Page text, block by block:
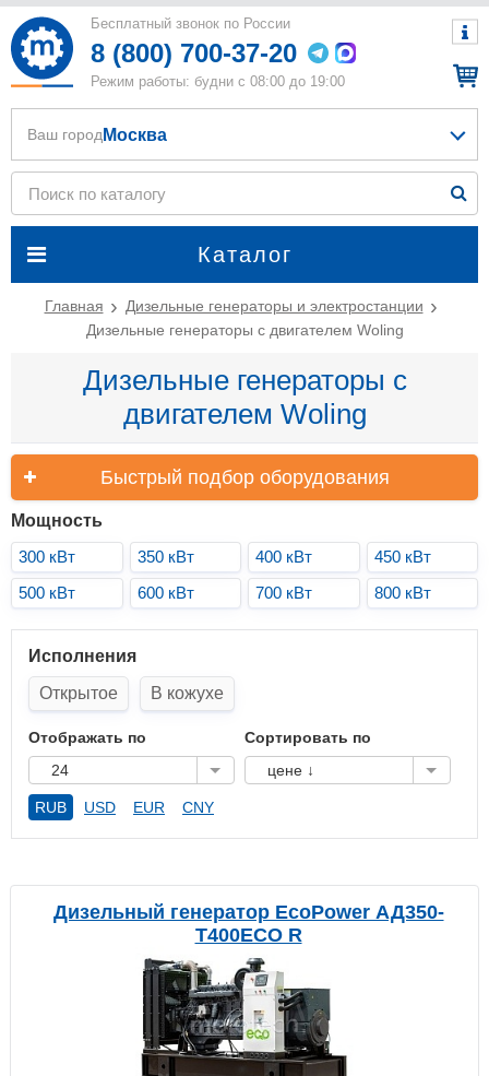
Бесплатный звонок по России
8 (800) 700-37-20
Режим работы: будни с 08:00 до 19:00
Каталог
Ваш город Москва
Главная
Дизельные генераторы и электростанции
Дизельные генераторы с двигателем Woling
Дизельные генераторы с
двигателем Woling
Быстрый подбор оборудования
Мощность
300 кВт
350 кВт 400 кВт
450 кВт
500 кВт
600 кВт 700 кВт 800 кВт
Исполнения
Открытое
В кожухе
Отображать по
24
Сортировать по
цене ↓
RUB USD EUR CNY
Дизельный генератор EcoPower АД350-
T400ECO R